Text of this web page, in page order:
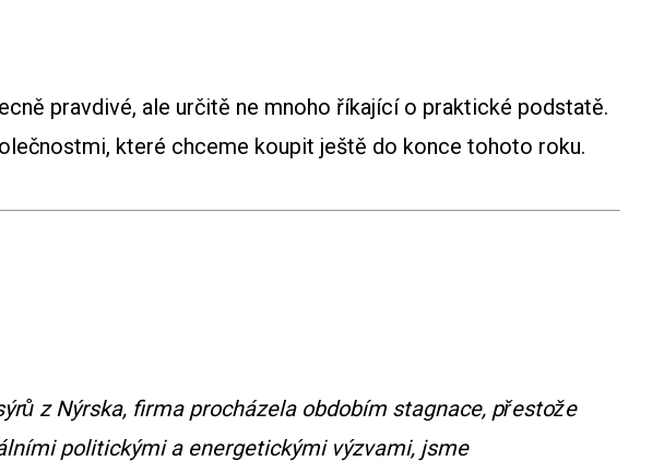
pravdivé, ale určitě ne mnoho říkající o praktické podstatě.
které chceme koupit ještě do konce tohoto roku.
z Nýrska, firma procházela obdobím stagnace, přestože
politickými a energetickými výzvami, jsme